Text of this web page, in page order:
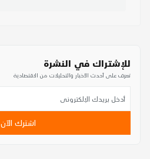
للإشتراك في النشرة
تعرف على أحدث الأخبار والتحليلات من الاقتصادية
اشترك الآن